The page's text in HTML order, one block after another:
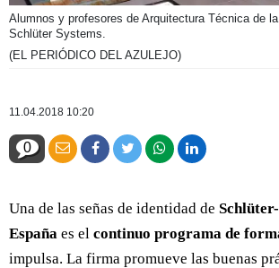
Alumnos y profesores de Arquitectura Técnica de
Schlüter Systems.
(EL PERIÓDICO DEL AZULEJO)
11.04.2018 10:20
0
Una de las señas de identidad de
España es el continuo programa de
impulsa. La firma promueve las buenas